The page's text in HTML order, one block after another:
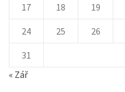
17 18 19
24 25 26
31
« Zář